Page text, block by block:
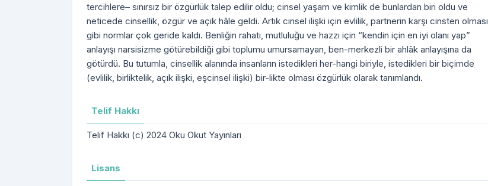
tercihlere– sınırsız bir özgürlük talep edilir oldu; cinsel yaşam ve kimlik de bunlardan biri oldu ve
neticede cinsellik, özgür ve açık hâle geldi. Artık cinsel ilişki için evlilik, partnerin karşı cinsten olması
gibi normlar çok geride kaldı. Benliğin rahatı, mutluluğu ve hazzı için “kendin için en iyi olanı yap”
anlayışı narsisizme götürebildiği gibi toplumu umursamayan, ben-merkezli bir ahlâk anlayışına da
götürdü. Bu tutumla, cinsellik alanında insanların istedikleri her-hangi biriyle, istedikleri bir biçimde
(evlilik, birliktelik, açık ilişki, eşcinsel ilişki) bir-likte olması özgürlük olarak tanımlandı.
Telif Hakkı
Telif Hakkı (c) 2024 Oku Okut Yayınları
Lisans